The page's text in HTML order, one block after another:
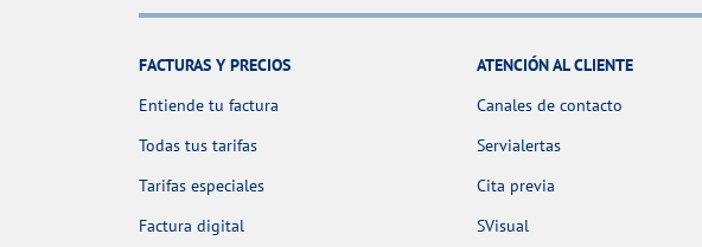
FACTURAS Y PRECIOS
Entiende tu factura
Todas tus tarifas
Tarifas especiales
Factura digital
ATENCIÓN AL CLIENTE
Canales de contacto
Servialertas
Cita previa
SVisual